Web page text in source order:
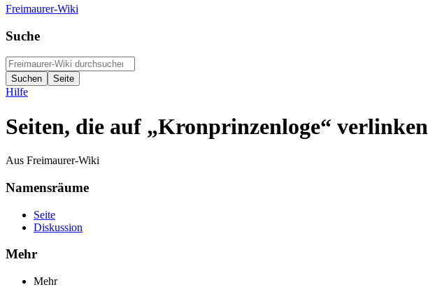
Freimaurer-Wiki
Suche
Hilfe
Seiten, die auf „Kronprinzenloge“ verlinken
Aus Freimaurer-Wiki
Namensräume
Seite
Diskussion
Mehr
Mehr